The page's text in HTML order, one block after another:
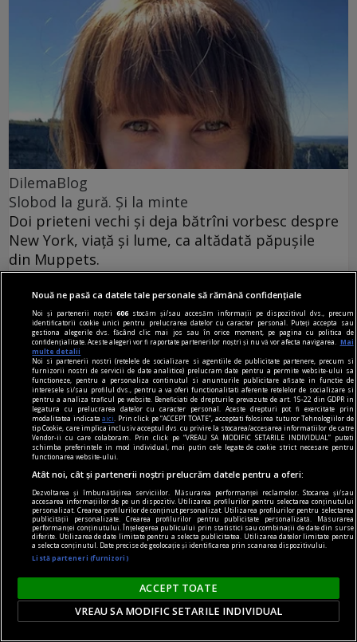
DilemaBlog
Slobod la gură. Și la minte
Doi prieteni vechi și deja bătrîni vorbesc despre
New York, viață și lume, ca altădată păpușile
din Muppets.
Ana Maria SANDU
DilemaBlog
Puterea televizorului
Nemulțumirile au săpat adînc și discursul
apocaliptic de la tv le-a alimentat decenii la rînd.
Ana Maria SANDU
Nouă ne pasă ca datele tale personale să rămână confidențiale
Noi și partenerii noștri606 stocăm și/sau accesăm informații pe dispozitivul dvs., precum
identificatorii cookie unici pentru prelucrarea datelor cu caracter personal. Puteți accepta sau
gestiona alegerile dvs. făcând clic mai jos sau în orice moment, pe pagina cu politica de
confidențialitate. Aceste alegeri vor fi raportate partenerilor noștri și nu vă vor afecta navigarea.
Mai
multe detalii
Noi si partenerii nostri (retelele de socializare si agentiile de publicitate partenere, precum si
furnizorii nostri de servicii de date analitice) prelucram date pentru a permite website-ului sa
functioneze, pentru a personaliza continutul si anunturile publicitare afisate in functie de
interesele si/sau profilul dvs., pentru a va oferi functionalitati aferente retelelor de socializare si
pentru a analiza traficul pe website. Beneficiati de drepturile prevazute de art. 15-22 din GDPR in
legatura cu prelucrarea datelor cu caracter personal. Aceste drepturi pot fi exercitate prin
modalitatea indicataaici
. Prin click pe “ACCEPT TOATE”, acceptati folosirea tuturor Tehnologiilor de
tip Cookie, care implica inclusiv acceptul dvs. cu privire la stocarea/accesarea informatiilor de catre
Vendor-ii cu care colaboram. Prin click pe “VREAU SA MODIFIC SETARILE INDIVIDUAL” puteti
schimba preferintele in mod individual, mai putin cele legate de cookie strict necesare pentru
functionarea website-ului.
Atât noi, cât și partenerii noștri prelucrăm datele pentru a oferi:
Dezvoltarea și îmbunătățirea serviciilor. Măsurarea performanței reclamelor. Stocarea și/sau
accesarea informațiilor de pe un dispozitiv. Utilizarea profilurilor pentru selectarea conținutului
personalizat. Crearea profilurilor de conținut personalizat. Utilizarea profilurilor pentru selectarea
publicității personalizate. Crearea profilurilor pentru publicitate personalizată. Măsurarea
performanței conținutului. Înțelegerea publicului prin statistici sau combinații de date din surse
diferite. Utilizarea de date limitate pentru a selecta publicitatea. Utilizarea datelor limitate pentru
a selecta conținutul. Date precise de geolocație și identificarea prin scanarea dispozitivului.
Listă parteneri (furnizori)
ACCEPT TOATE
VREAU SA MODIFIC SETARILE INDIVIDUAL